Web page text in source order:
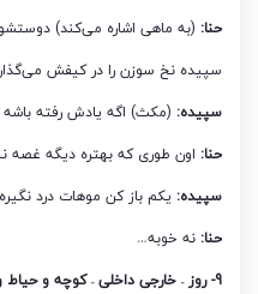
حنا: (به ماهی اشاره می‌کند)
سپیده نخ سوزن را در کیفش
سپیده: (مکث) اگه یادش رفته
حنا: اون طوری که بهتره دیگه غصه
سپیده: یکم باز کن موهات درد نگیره
حنا: نه خوبه…
9- روز – خارجی داخلی – کوچه و حیاط و خانه